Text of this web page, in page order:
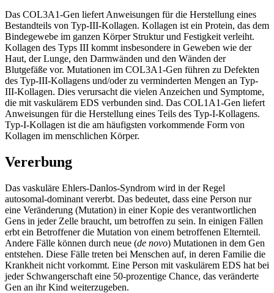
Das COL3A1-Gen liefert Anweisungen für die Herstellung eines
Bestandteils von Typ-III-Kollagen. Kollagen ist ein Protein, das dem
Bindegewebe im ganzen Körper Struktur und Festigkeit verleiht.
Kollagen des Typs III kommt insbesondere in Geweben wie der
Haut, der Lunge, den Darmwänden und den Wänden der
Blutgefäße vor. Mutationen im COL3A1-Gen führen zu Defekten
des Typ-III-Kollagens und/oder zu verminderten Mengen an Typ-
III-Kollagen. Dies verursacht die vielen Anzeichen und Symptome,
die mit vaskulärem EDS verbunden sind. Das COL1A1-Gen liefert
Anweisungen für die Herstellung eines Teils des Typ-I-Kollagens.
Typ-I-Kollagen ist die am häufigsten vorkommende Form von
Kollagen im menschlichen Körper.
Vererbung
Das vaskuläre Ehlers-Danlos-Syndrom wird in der Regel
autosomal-dominant vererbt. Das bedeutet, dass eine Person nur
eine Veränderung (Mutation) in einer Kopie des verantwortlichen
Gens in jeder Zelle braucht, um betroffen zu sein. In einigen Fällen
erbt ein Betroffener die Mutation von einem betroffenen Elternteil.
Andere Fälle können durch neue (de novo) Mutationen in dem Gen
entstehen. Diese Fälle treten bei Menschen auf, in deren Familie die
Krankheit nicht vorkommt. Eine Person mit vaskulärem EDS hat bei
jeder Schwangerschaft eine 50-prozentige Chance, das veränderte
Gen an ihr Kind weiterzugeben.